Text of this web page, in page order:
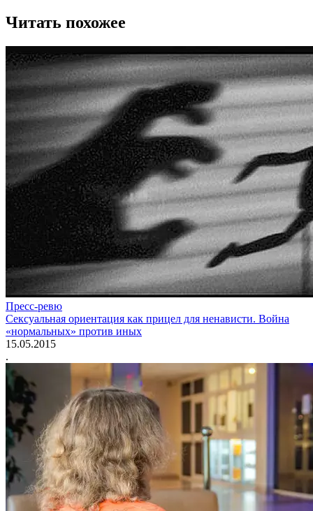
Читать похожее
Пресс-ревю
Сексуальная ориентация как прицел для ненависти. Война
«нормальных» против иных
15.05.2015
.